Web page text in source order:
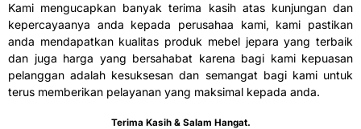
Kami mengucapkan banyak terima kasih atas kunjungan dan
kepercayaanya anda kepada perusahaa kami, kami pastikan
anda mendapatkan kualitas produk mebel jepara yang terbaik
dan juga harga yang bersahabat karena bagi kami kepuasan
pelanggan adalah kesuksesan dan semangat bagi kami untuk
terus memberikan pelayanan yang maksimal kepada anda.
Terima Kasih & Salam Hangat.